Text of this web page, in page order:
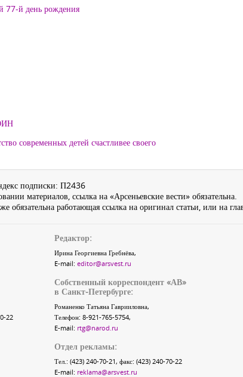
77-й день рождения
современных детей счастливее своего
подписки: П2436
материалов, ссылка на «Арсеньевские вести» обязательна.
обязательна работающая ссылка на оригинал статьи, или на
22
Редактор:
Ирина Георгиевна Гребнёва,
E-mail: editor@arsvest.ru
Собственный корреспондент «АВ»
в Санкт-Петербурге:
Романенко Татьяна Гаврииловна,
Телефон: 8-921-765-5754,
E-mail: rtg@narod.ru
Отдел рекламы:
Тел.: (423) 240-70-21, факс: (423) 240-70-22
E-mail: reklama@arsvest.ru